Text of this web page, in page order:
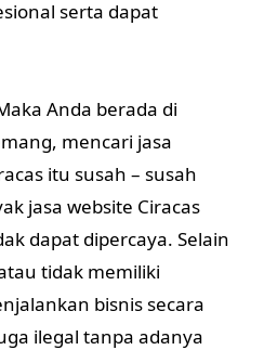
serta dapat
Anda berada di
mencari jasa
itu susah – susah
jasa website Ciracas
dapat dipercaya. Selain
tidak memiliki
bisnis secara
ilegal tanpa adanya